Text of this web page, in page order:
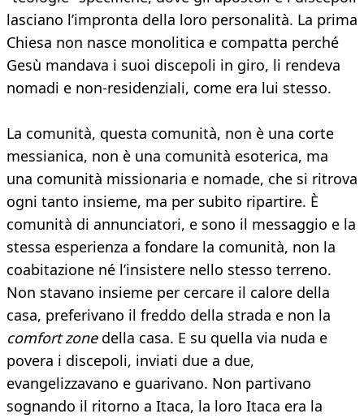
lasciano l’impronta della loro personalità. La prima
Chiesa non nasce monolitica e compatta perché
Gesù mandava i suoi discepoli in giro, li rendeva
nomadi e non-residenziali, come era lui stesso.
La comunità, questa comunità, non è una corte
messianica, non è una comunità esoterica, ma
una comunità missionaria e nomade, che si ritrova
ogni tanto insieme, ma per subito ripartire. È
comunità di annunciatori, e sono il messaggio e la
stessa esperienza a fondare la comunità, non la
coabitazione né l’insistere nello stesso terreno.
Non stavano insieme per cercare il calore della
casa, preferivano il freddo della strada e non la
comfort zonedella casa. E su quella via nuda e
povera i discepoli, inviati due a due,
evangelizzavano e guarivano. Non partivano
sognando il ritorno a Itaca, la loro Itaca era la